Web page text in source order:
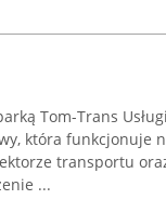
Tom-Trans
która funkcjonuje
transportu
...